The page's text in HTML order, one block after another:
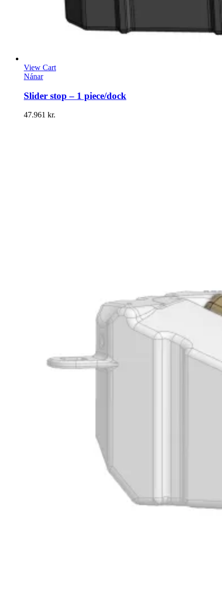
View Cart
Nánar
Slider stop – 1 piece/dock
47.961 kr.